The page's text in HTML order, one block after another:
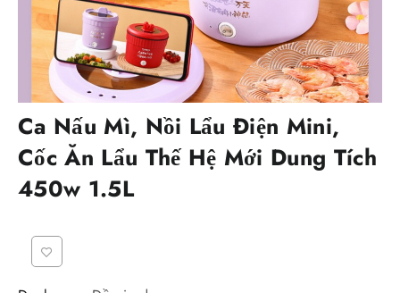
Ca Nấu Mì, Nồi Lẩu Điện Mini,
Cốc Ăn Lẩu Thế Hệ Mới Dung Tích
450w 1.5L